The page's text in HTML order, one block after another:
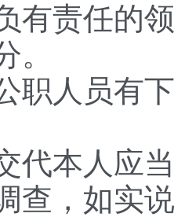
有责任的
。
人员有
代本人应
查，如实